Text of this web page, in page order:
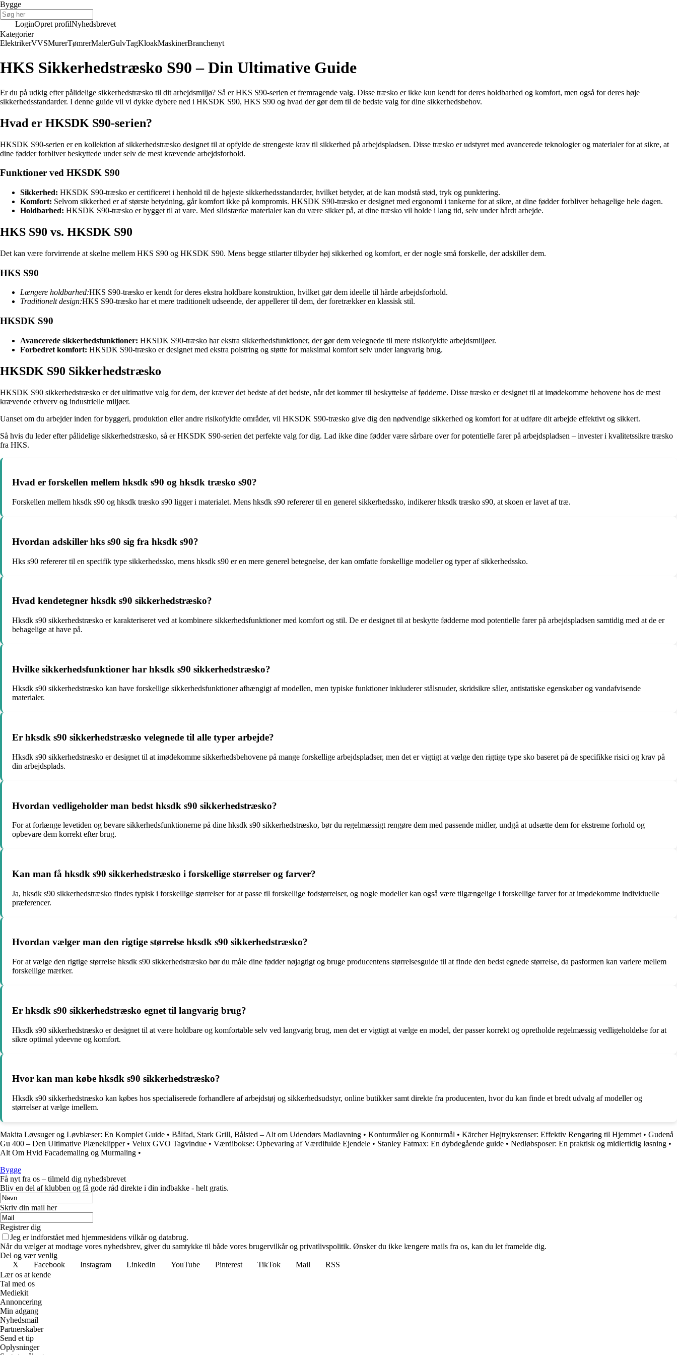
Bygge
LoginOpret profilNyhedsbrevet
Kategorier
ElektrikerVVSMurerTømrerMalerGulvTagKloakMaskinerBranchenyt
HKS Sikkerhedstræsko S90 – Din Ultimative Guide
Er du på udkig efter pålidelige sikkerhedstræsko til dit arbejdsmiljø? Så er HKS S90-serien et fremragende valg. Disse træsko er ikke kun kendt for deres holdbarhed og komfort, men også for deres høje
sikkerhedsstandarder. I denne guide vil vi dykke dybere ned i HKSDK S90, HKS S90 og hvad der gør dem til de bedste valg for dine sikkerhedsbehov.
Hvad er HKSDK S90-serien?
HKSDK S90-serien er en kollektion af sikkerhedstræsko designet til at opfylde de strengeste krav til sikkerhed på arbejdspladsen. Disse træsko er udstyret med avancerede teknologier og materialer for at sikre, at
dine fødder forbliver beskyttede under selv de mest krævende arbejdsforhold.
Funktioner ved HKSDK S90
Sikkerhed: HKSDK S90-træsko er certificeret i henhold til de højeste sikkerhedsstandarder, hvilket betyder, at de kan modstå stød, tryk og punktering.
Komfort: Selvom sikkerhed er af største betydning, går komfort ikke på kompromis. HKSDK S90-træsko er designet med ergonomi i tankerne for at sikre, at dine fødder forbliver behagelige hele dagen.
Holdbarhed: HKSDK S90-træsko er bygget til at vare. Med slidstærke materialer kan du være sikker på, at dine træsko vil holde i lang tid, selv under hårdt arbejde.
HKS S90 vs. HKSDK S90
Det kan være forvirrende at skelne mellem HKS S90 og HKSDK S90. Mens begge stilarter tilbyder høj sikkerhed og komfort, er der nogle små forskelle, der adskiller dem.
HKS S90
Længere holdbarhed:HKS S90-træsko er kendt for deres ekstra holdbare konstruktion, hvilket gør dem ideelle til hårde arbejdsforhold.
Traditionelt design:HKS S90-træsko har et mere traditionelt udseende, der appellerer til dem, der foretrækker en klassisk stil.
HKSDK S90
Avancerede sikkerhedsfunktioner: HKSDK S90-træsko har ekstra sikkerhedsfunktioner, der gør dem velegnede til mere risikofyldte arbejdsmiljøer.
Forbedret komfort: HKSDK S90-træsko er designet med ekstra polstring og støtte for maksimal komfort selv under langvarig brug.
HKSDK S90 Sikkerhedstræsko
HKSDK S90 sikkerhedstræsko er det ultimative valg for dem, der kræver det bedste af det bedste, når det kommer til beskyttelse af fødderne. Disse træsko er designet til at imødekomme behovene hos de mest
krævende erhverv og industrielle miljøer.
Uanset om du arbejder inden for byggeri, produktion eller andre risikofyldte områder, vil HKSDK S90-træsko give dig den nødvendige sikkerhed og komfort for at udføre dit arbejde effektivt og sikkert.
Så hvis du leder efter pålidelige sikkerhedstræsko, så er HKSDK S90-serien det perfekte valg for dig. Lad ikke dine fødder være sårbare over for potentielle farer på arbejdspladsen – invester i kvalitetssikre træsko
fra HKS.
Hvad er forskellen mellem hksdk s90 og hksdk træsko s90?
Forskellen mellem hksdk s90 og hksdk træsko s90 ligger i materialet. Mens hksdk s90 refererer til en generel sikkerhedssko, indikerer hksdk træsko s90, at skoen er lavet af træ.
Hvordan adskiller hks s90 sig fra hksdk s90?
Hks s90 refererer til en specifik type sikkerhedssko, mens hksdk s90 er en mere generel betegnelse, der kan omfatte forskellige modeller og typer af sikkerhedssko.
Hvad kendetegner hksdk s90 sikkerhedstræsko?
Hksdk s90 sikkerhedstræsko er karakteriseret ved at kombinere sikkerhedsfunktioner med komfort og stil. De er designet til at beskytte fødderne mod potentielle farer på arbejdspladsen samtidig med at de er
behagelige at have på.
Hvilke sikkerhedsfunktioner har hksdk s90 sikkerhedstræsko?
Hksdk s90 sikkerhedstræsko kan have forskellige sikkerhedsfunktioner afhængigt af modellen, men typiske funktioner inkluderer stålsnuder, skridsikre såler, antistatiske egenskaber og vandafvisende
materialer.
Er hksdk s90 sikkerhedstræsko velegnede til alle typer arbejde?
Hksdk s90 sikkerhedstræsko er designet til at imødekomme sikkerhedsbehovene på mange forskellige arbejdspladser, men det er vigtigt at vælge den rigtige type sko baseret på de specifikke risici og krav på
din arbejdsplads.
Hvordan vedligeholder man bedst hksdk s90 sikkerhedstræsko?
For at forlænge levetiden og bevare sikkerhedsfunktionerne på dine hksdk s90 sikkerhedstræsko, bør du regelmæssigt rengøre dem med passende midler, undgå at udsætte dem for ekstreme forhold og
opbevare dem korrekt efter brug.
Kan man få hksdk s90 sikkerhedstræsko i forskellige størrelser og farver?
Ja, hksdk s90 sikkerhedstræsko findes typisk i forskellige størrelser for at passe til forskellige fodstørrelser, og nogle modeller kan også være tilgængelige i forskellige farver for at imødekomme individuelle
præferencer.
Hvordan vælger man den rigtige størrelse hksdk s90 sikkerhedstræsko?
For at vælge den rigtige størrelse hksdk s90 sikkerhedstræsko bør du måle dine fødder nøjagtigt og bruge producentens størrelsesguide til at finde den bedst egnede størrelse, da pasformen kan variere mellem
forskellige mærker.
Er hksdk s90 sikkerhedstræsko egnet til langvarig brug?
Hksdk s90 sikkerhedstræsko er designet til at være holdbare og komfortable selv ved langvarig brug, men det er vigtigt at vælge en model, der passer korrekt og opretholde regelmæssig vedligeholdelse for at
sikre optimal ydeevne og komfort.
Hvor kan man købe hksdk s90 sikkerhedstræsko?
Hksdk s90 sikkerhedstræsko kan købes hos specialiserede forhandlere af arbejdstøj og sikkerhedsudstyr, online butikker samt direkte fra producenten, hvor du kan finde et bredt udvalg af modeller og
størrelser at vælge imellem.
Makita Løvsuger og Løvblæser: En Komplet Guide • Bålfad, Stark Grill, Bålsted – Alt om Udendørs Madlavning • Konturmåler og Konturmål • Kärcher Højtryksrenser: Effektiv Rengøring til Hjemmet • Gudenå
Gu 400 – Den Ultimative Plæneklipper• Velux GVO Tagvindue • Værdibokse: Opbevaring af Værdifulde Ejendele • Stanley Fatmax: En dybdegående guide • Nedløbsposer: En praktisk og midlertidig løsning •
Alt Om Hvid Facademaling og Murmaling •
Bygge
Få nyt fra os – tilmeld dig nyhedsbrevet
Bliv en del af klubben og få gode råd direkte i din indbakke - helt gratis.
Skriv din mail her
Registrer dig
Jeg er indforstået med hjemmesidens vilkår og databrug.
Når du vælger at modtage vores nyhedsbrev, giver du samtykke til både vores brugervilkår og privatlivspolitik. Ønsker du ikke længere mails fra os, kan du let framelde dig.
Del og vær venlig
X
Facebook Instagram LinkedIn YouTube Pinterest TikTok Mail
RSS
Lær os at kende
Tal med os
Mediekit
Annoncering
Min adgang
Nyhedsmail
Partnerskaber
Send et tip
Oplysninger